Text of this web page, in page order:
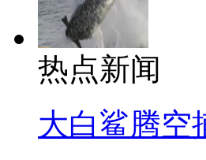
热点新闻
大白鲨腾空